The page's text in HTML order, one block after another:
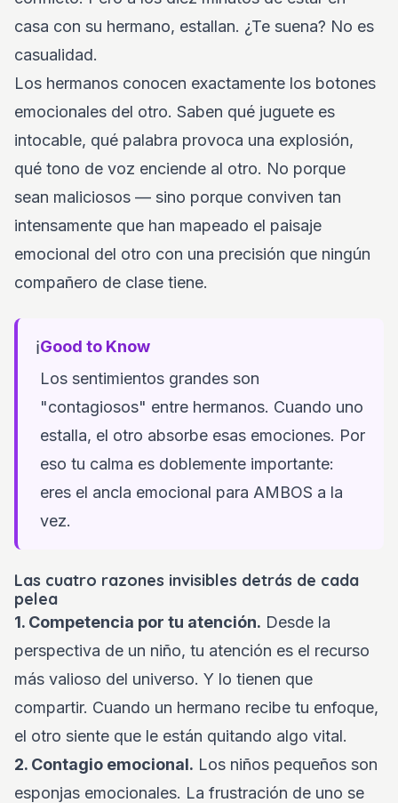
casa con su hermano, estallan. ¿Te suena? No es
casualidad.
Los hermanos conocen exactamente los botones
emocionales del otro. Saben qué juguete es
intocable, qué palabra provoca una explosión,
qué tono de voz enciende al otro. No porque
sean maliciosos — sino porque conviven tan
intensamente que han mapeado el paisaje
emocional del otro con una precisión que ningún
compañero de clase tiene.
ℹ️Good to Know
Los sentimientos grandes son
"contagiosos" entre hermanos. Cuando uno
estalla, el otro absorbe esas emociones. Por
eso tu calma es doblemente importante:
eres el ancla emocional para AMBOS a la
vez.
Las cuatro razones invisibles detrás de cada
pelea
1. Competencia por tu atención. Desde la
perspectiva de un niño, tu atención es el recurso
más valioso del universo. Y lo tienen que
compartir. Cuando un hermano recibe tu enfoque,
el otro siente que le están quitando algo vital.
2. Contagio emocional. Los niños pequeños son
esponjas emocionales. La frustración de uno se